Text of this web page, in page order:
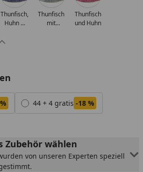
Thunfisch,
Huhn &
Thunfisch
mit
Thunfisch
und Huhn
44 + 4 gratis -18 %
Zubehör wählen
von unseren Experten speziell